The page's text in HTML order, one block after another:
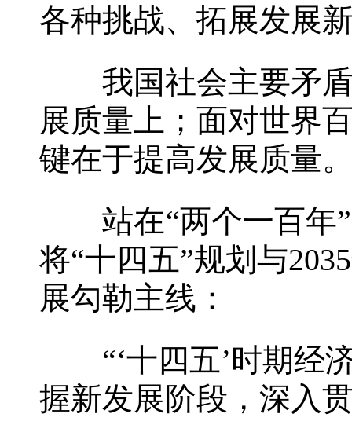
各种挑战、拓展发展
我国社会主要矛盾
展质量上；面对世界
键在于提高发展质量
站在“两个一百年”
将“十四五”规划与
展勾勒主线：
“‘十四五’时期经济
握新发展阶段，深入